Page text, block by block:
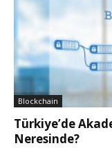
Blockchain
Türkiye’de
Neresinde?